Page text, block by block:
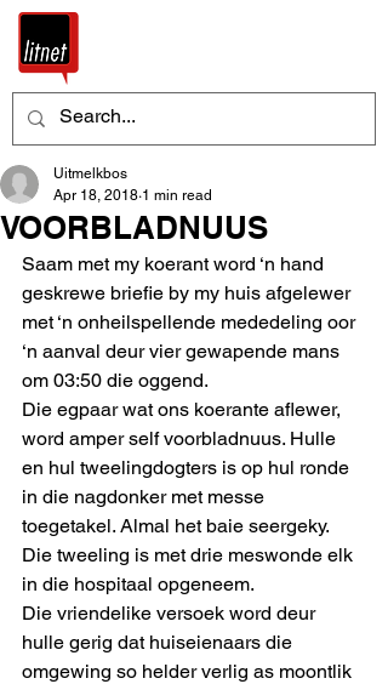
VOORBLADNUUS
Uitmelkbos
Apr 18, 2018 1 min read
Saam met my koerant word ‘n hand
geskrewe briefie by my huis afgelewer
met ‘n onheilspellende mededeling oor
‘n aanval deur vier gewapende mans
om 03:50 die oggend.
Die egpaar wat ons koerante aflewer,
word amper self voorbladnuus. Hulle
en hul tweelingdogters is op hul ronde
in die nagdonker met messe
toegetakel. Almal het baie seergeky.
Die tweeling is met drie meswonde elk
in die hospitaal opgeneem.
Die vriendelike versoek word deur
hulle gerig dat huiseienaars die
omgewing so helder verlig as moontlik